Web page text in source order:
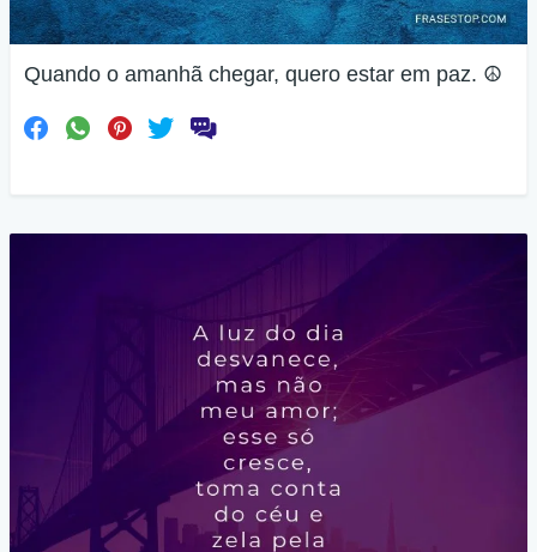
Quando o amanhã chegar, quero estar em paz. ☮